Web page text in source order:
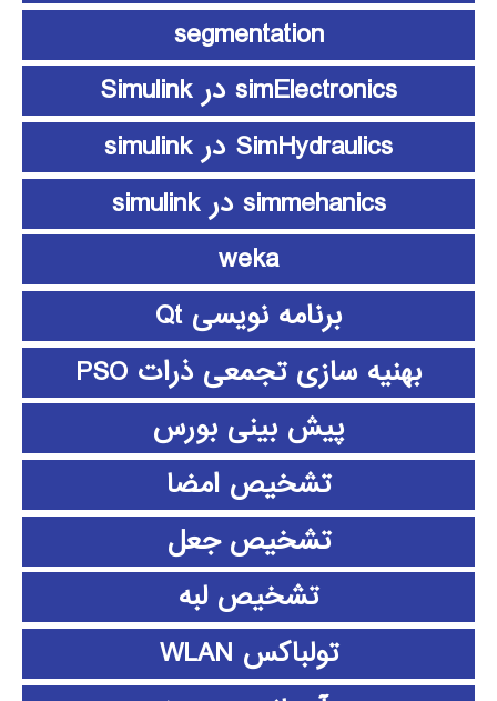
segmentation
simElectronics در Simulink
SimHydraulics در simulink
simmehanics در simulink
weka
برنامه نویسی Qt
بهنیه سازی تجمعی ذرات PSO
پیش بینی بورس
تشخیص امضا
تشخیص جعل
تشخیص لبه
تولباکس WLAN